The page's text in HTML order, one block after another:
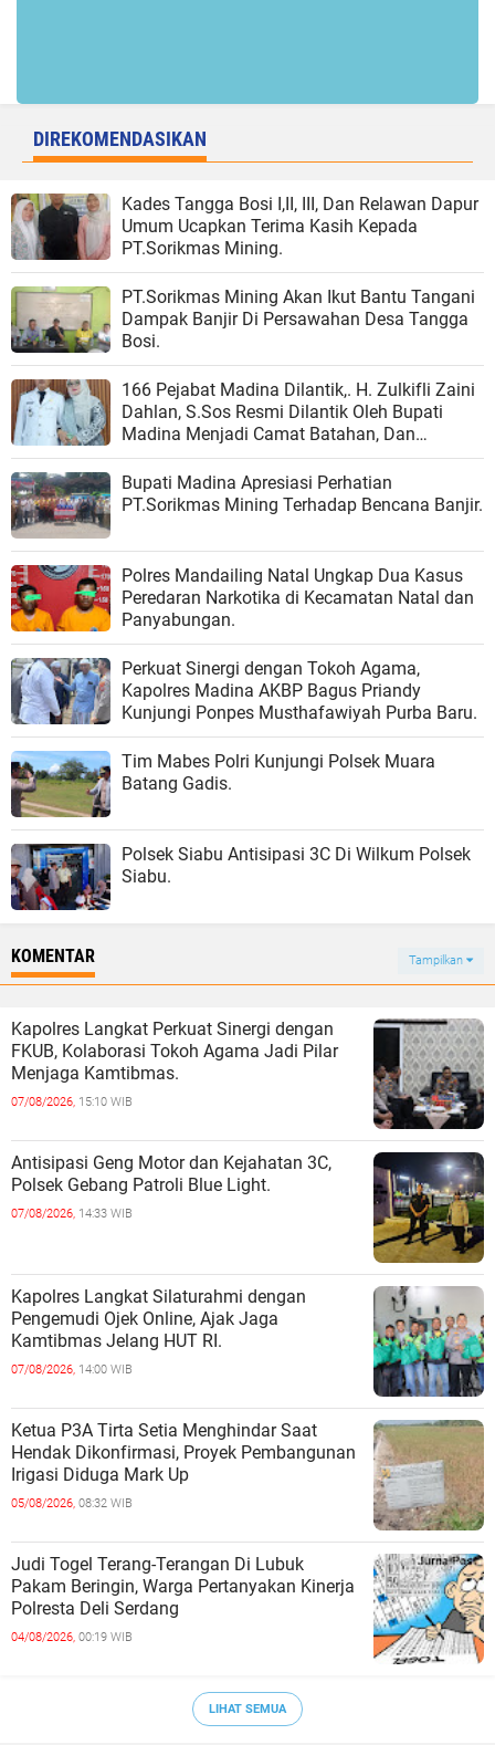
DIREKOMENDASIKAN
Kades Tangga Bosi I,II, III, Dan Relawan Dapur
Umum Ucapkan Terima Kasih Kepada
PT.Sorikmas Mining.
PT.Sorikmas Mining Akan Ikut Bantu Tangani
Dampak Banjir Di Persawahan Desa Tangga
Bosi.
166 Pejabat Madina Dilantik,. H. Zulkifli Zaini
Dahlan, S.Sos Resmi Dilantik Oleh Bupati
Madina Menjadi Camat Batahan, Dan
Harapan Baru Bagi Kemajuan Kecamatan
Batahan.
Bupati Madina Apresiasi Perhatian
PT.Sorikmas Mining Terhadap Bencana Banjir.
Polres Mandailing Natal Ungkap Dua Kasus
Peredaran Narkotika di Kecamatan Natal dan
Panyabungan.
Perkuat Sinergi dengan Tokoh Agama,
Kapolres Madina AKBP Bagus Priandy
Kunjungi Ponpes Musthafawiyah Purba Baru.
Tim Mabes Polri Kunjungi Polsek Muara
Batang Gadis.
Polsek Siabu Antisipasi 3C Di Wilkum Polsek
Siabu.
KOMENTAR Tampilkan
Kapolres Langkat Perkuat Sinergi dengan
FKUB, Kolaborasi Tokoh Agama Jadi Pilar
Menjaga Kamtibmas.
07/08/2026, 15:10 WIB
Antisipasi Geng Motor dan Kejahatan 3C,
Polsek Gebang Patroli Blue Light.
07/08/2026, 14:33 WIB
Kapolres Langkat Silaturahmi dengan
Pengemudi Ojek Online, Ajak Jaga
Kamtibmas Jelang HUT RI.
07/08/2026, 14:00 WIB
Ketua P3A Tirta Setia Menghindar Saat
Hendak Dikonfirmasi, Proyek Pembangunan
Irigasi Diduga Mark Up
05/08/2026, 08:32 WIB
Judi Togel Terang-Terangan Di Lubuk
Pakam Beringin, Warga Pertanyakan Kinerja
Polresta Deli Serdang
04/08/2026, 00:19 WIB
LIHAT SEMUA